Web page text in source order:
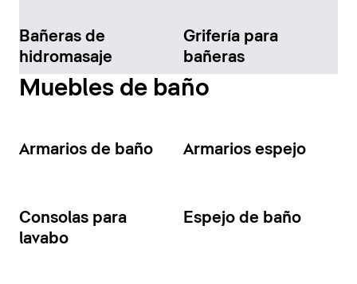
Bañeras de
hidromasaje
Grifería para
bañeras
Muebles de baño
Armarios de baño Armarios espejo
Consolas para
lavabo
Espejo de baño